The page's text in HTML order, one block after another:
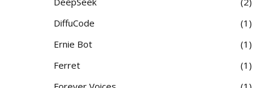
DiffuCode
1
Ernie Bot
1
Ferret
1